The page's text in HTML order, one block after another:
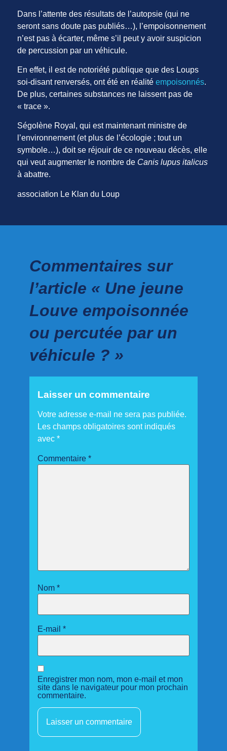
Dans l’attente des résultats de l’autopsie (qui ne
seront sans doute pas publiés…), l’empoisonnement
n’est pas à écarter, même s’il peut y avoir suspicion
de percussion par un véhicule.
En effet, il est de notoriété publique que des Loups
soi-disant renversés, ont été en réalitéempoisonnés.
De plus, certaines substances ne laissent pas de
« trace ».
Ségolène Royal, qui est maintenant ministre de
l’environnement (et plus de l’écologie ; tout un
symbole…), doit se réjouir de ce nouveau décès, elle
qui veut augmenter le nombre de Canis lupus italicus
à abattre.
association Le Klan du Loup
Commentaires sur
l’article « Une jeune
Louve empoisonnée
ou percutée par un
véhicule ? »
Laisser un commentaire
Votre adresse e-mail ne sera pas publiée.
Les champs obligatoires sont indiqués
avec *
Commentaire *
Nom *
E-mail *
Enregistrer mon nom, mon e-mail et mon
site dans le navigateur pour mon prochain
commentaire.